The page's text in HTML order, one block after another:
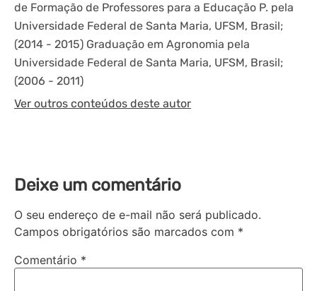
de Formação de Professores para a Educação P. pela
Universidade Federal de Santa Maria, UFSM, Brasil;
(2014 - 2015) Graduação em Agronomia pela
Universidade Federal de Santa Maria, UFSM, Brasil;
(2006 - 2011)
Ver outros conteúdos deste autor
Deixe um comentário
O seu endereço de e-mail não será publicado.
Campos obrigatórios são marcados com *
Comentário *